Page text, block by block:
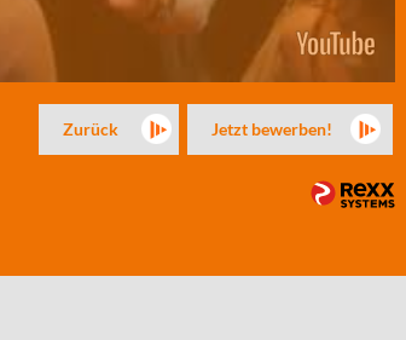
Zurück Jetzt bewerben!